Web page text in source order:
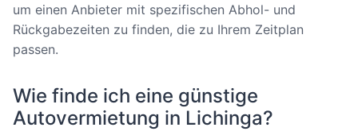
um einen Anbieter mit spezifischen Abhol- und
Rückgabezeiten zu finden, die zu Ihrem Zeitplan
passen.
Wie finde ich eine günstige
Autovermietung in Lichinga?